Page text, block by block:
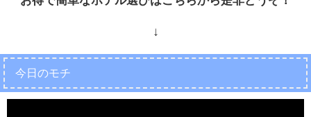
↓
今日のモチ